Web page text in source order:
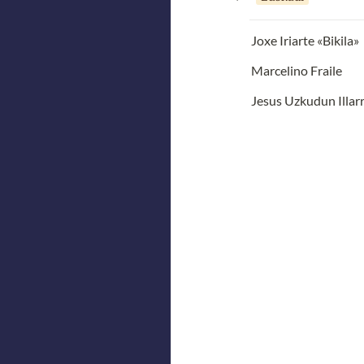
Joxe Iriarte «Bikila»
Marcelino Fraile
Jesus Uzkudun